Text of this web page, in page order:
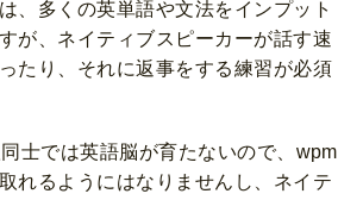
、多くの英単語や文法をインプット
が、ネイティブスピーカーが話す速
たり、それに返事をする練習が必須
士では英語脳が育たないので、wpm
れるようにはなりませんし、ネイテ